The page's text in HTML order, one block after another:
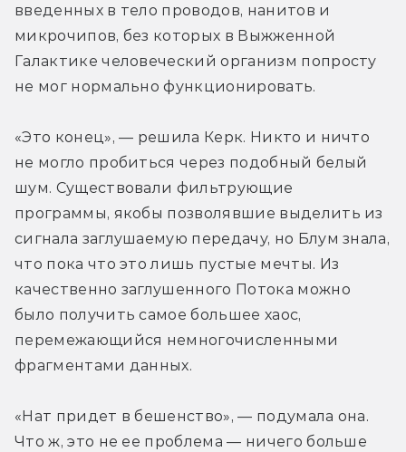
введенных в тело проводов, нанитов и
микрочипов, без которых в Выжженной
Галактике человеческий организм попросту
не мог нормально функционировать.
«Это конец», — решила Керк. Никто и ничто
не могло пробиться через подобный белый
шум. Существовали фильтрующие
программы, якобы позволявшие выделить из
сигнала заглушаемую передачу, но Блум знала,
что пока что это лишь пустые мечты. Из
качественно заглушенного Потока можно
было получить самое большее хаос,
перемежающийся немногочисленными
фрагментами данных.
«Нат придет в бешенство», — подумала она.
Что ж, это не ее проблема — ничего больше